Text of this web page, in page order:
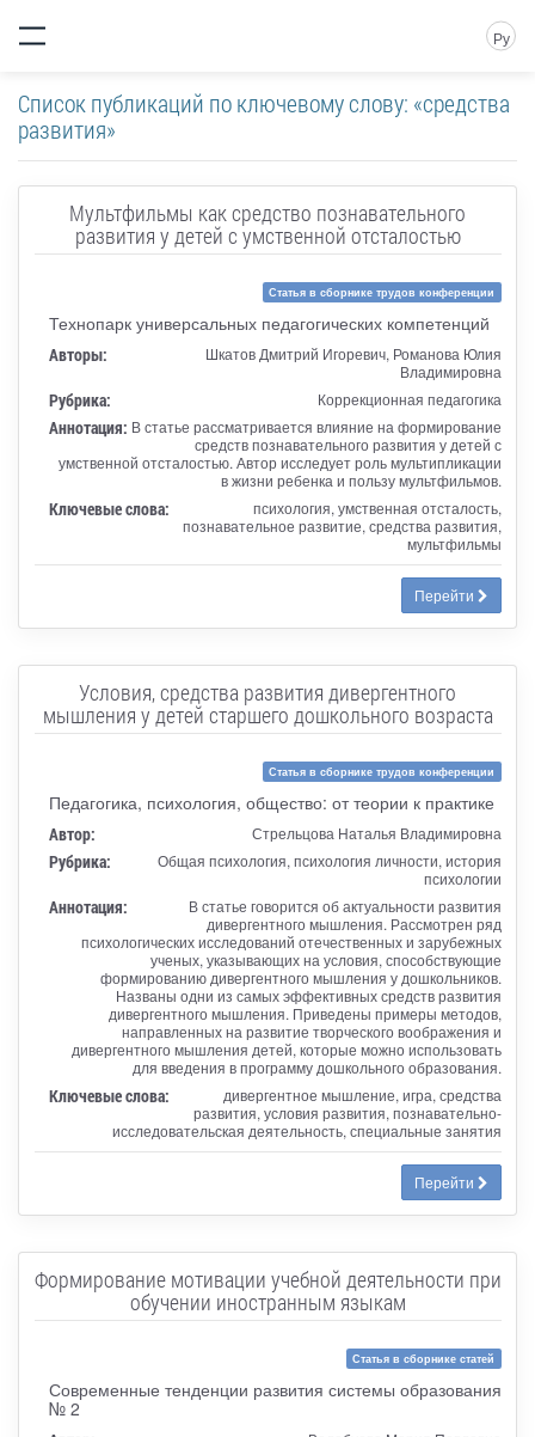
Ру
Список публикаций по ключевому слову: «средства
развития»
Мультфильмы как средство познавательного
развития у детей с умственной отсталостью
Статья в сборнике трудов конференции
Технопарк универсальных педагогических компетенций
Авторы:
Шкатов Дмитрий Игоревич, Романова Юлия
Владимировна
Рубрика: Коррекционная педагогика
Аннотация: В статье рассматривается влияние на формирование
средств познавательного развития у детей с
умственной отсталостью. Автор исследует роль мультипликации
в жизни ребенка и пользу мультфильмов.
Ключевые слова:
психология, умственная отсталость,
познавательное развитие, средства развития,
мультфильмы
Перейти
Условия, средства развития дивергентного
мышления у детей старшего дошкольного возраста
Статья в сборнике трудов конференции
Педагогика, психология, общество: от теории к практике
Автор: Стрельцова Наталья Владимировна
Рубрика:
Общая психология, психология личности, история
психологии
Аннотация:
В статье говорится об актуальности развития
дивергентного мышления. Рассмотрен ряд
психологических исследований отечественных и зарубежных
ученых, указывающих на условия, способствующие
формированию дивергентного мышления у дошкольников.
Названы одни из самых эффективных средств развития
дивергентного мышления. Приведены примеры методов,
направленных на развитие творческого воображения и
дивергентного мышления детей, которые можно использовать
для введения в программу дошкольного образования.
Ключевые слова:
дивергентное мышление, игра, средства
развития, условия развития, познавательно-
исследовательская деятельность, специальные занятия
Перейти
Формирование мотивации учебной деятельности при
обучении иностранным языкам
Статья в сборнике статей
Современные тенденции развития системы образования
№ 2